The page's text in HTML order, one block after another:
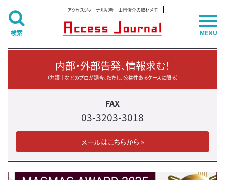
アクセスジャーナル記者 山岡俊介の取材メモ
内部・外部告発、情報求む！
（弁護士などのプロが調査。ただし、公益性あるケースに限る）
FAX
03-3203-3018
メールはこちらから »
MENU
検索